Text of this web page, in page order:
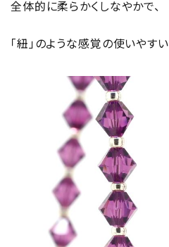
全体的に柔らかくしなやかで、
「紐」のような感覚の使いやす